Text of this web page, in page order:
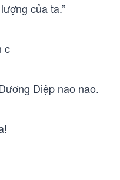
của ta.”
c
Diệp nao nao.